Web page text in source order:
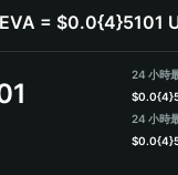
= $0.0{4}5101
24 小時
$
24 小時
$